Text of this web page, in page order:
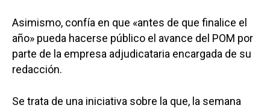
Asimismo, confía en que «antes de que finalice el
año» pueda hacerse público el avance del POM por
parte de la empresa adjudicataria encargada de su
redacción.
Se trata de una iniciativa sobre la que, la semana